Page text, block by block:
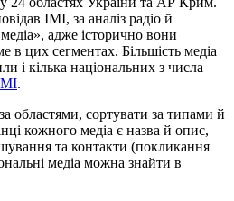
ІМІ, за аналіз радіо й
адже історично вони
в цих сегментах. Більшість медіа
і кілька національних з числа
.
областями, сортувати за типами й
кожного медіа є назва й опис,
та контакти (покликання
медіа можна знайти в